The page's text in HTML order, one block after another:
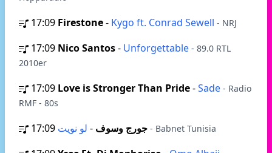
17:09 Firestone- Kygo ft. Conrad Sewell - NRJ
17:09 Nico Santos- Unforgettable - 89.0 RTL
2010er
17:09 Love is Stronger Than Pride-Sade - Radio
RMF - 80s
17:09 جورج وسوف - - Babnet Tunisia